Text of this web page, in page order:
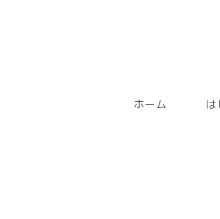
ホーム は